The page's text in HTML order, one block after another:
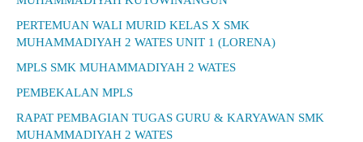
PERTEMUAN WALI MURID KELAS X SMK
MUHAMMADIYAH 2 WATES UNIT 1 (LORENA)
MPLS SMK MUHAMMADIYAH 2 WATES
PEMBEKALAN MPLS
RAPAT PEMBAGIAN TUGAS GURU & KARYAWAN SMK
MUHAMMADIYAH 2 WATES